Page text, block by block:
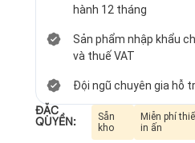
hành 12 tháng
Sản phẩm nhập khẩu
và thuế VAT
Đội ngũ chuyên gia hỗ
ĐẶC
QUYỀN:
Sẵn
kho
Miễn phí
in ấn